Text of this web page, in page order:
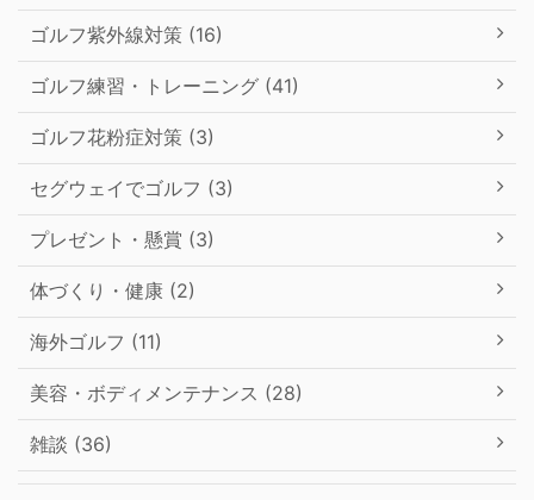
ゴルフ紫外線対策 (16)
ゴルフ練習・トレーニング (41)
ゴルフ花粉症対策 (3)
セグウェイでゴルフ (3)
プレゼント・懸賞 (3)
体づくり・健康 (2)
海外ゴルフ (11)
美容・ボディメンテナンス (28)
雑談 (36)